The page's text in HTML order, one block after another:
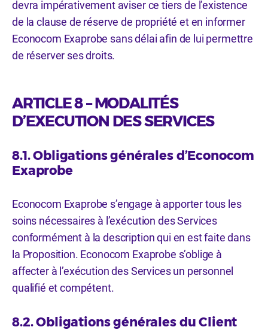
devra impérativement aviser ce tiers de l’existence
de la clause de réserve de propriété et en informer
Econocom Exaprobe sans délai afin de lui permettre
de réserver ses droits.
ARTICLE 8 – MODALITÉS
D’EXECUTION DES SERVICES
8.1. Obligations générales d’Econocom
Exaprobe
Econocom Exaprobe s’engage à apporter tous les
soins nécessaires à l’exécution des Services
conformément à la description qui en est faite dans
la Proposition. Econocom Exaprobe s’oblige à
affecter à l’exécution des Services un personnel
qualifié et compétent.
8.2. Obligations générales du Client